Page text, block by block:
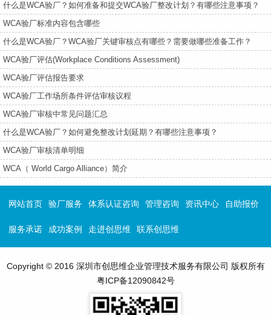
什么是WCA验厂？如何准备和提交WCA验厂整改计划？有哪些注意事项？
WCA验厂标准内容包含哪些
什么是WCA验厂？WCA验厂关键审核点有哪些？需要做哪些准备工作？
WCA验厂评估(Workplace Conditions Assessment)
WCA验厂评估报告要求
WCA验厂工作场所条件评估审核议程
WCA验厂审核中常见问题汇总
什么是WCA验厂？如何避免整改计划延期？有哪些注意事项？
WCA验厂审核清单明细
WCA（ World Cargo Alliance）简介
网站首页 验厂服务 体系认证咨询 管理咨询 资讯中心 自助报价
服务承诺 成功案例 走进创思维 联系创思维
Copyright © 2016 深圳市创思维企业管理技术服务有限公司 版权所有
粤ICP备12090842号